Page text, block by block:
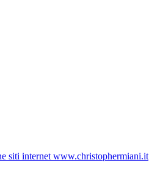
siti internet www.christophermiani.it